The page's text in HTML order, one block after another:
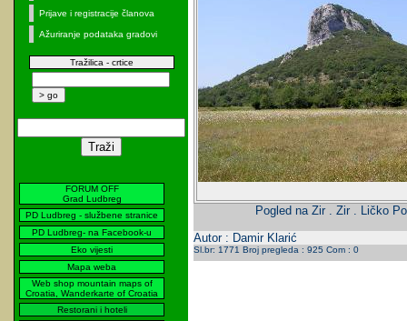
Prijave i registracije članova
Ažuriranje podataka gradovi
Tražilica - crtice
FORUM OFF
Grad Ludbreg
PD Ludbreg - službene stranice
PD Ludbreg- na Facebook-u
Eko vijesti
Mapa weba
Web shop mountain maps of
Croatia, Wanderkarte of Croatia
Restorani i hoteli
Pogled na Zir . Zir . Ličko
Autor : Damir Klarić
Sl.br: 1771 Broj pregleda : 925 Com : 0